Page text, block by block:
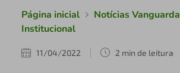
Página inicial
Notícias Vanguarda
Institucional
11/04/2022 2 min de leitura